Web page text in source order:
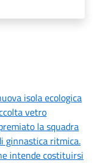
isola ecologica
vetro
la squadra
ginnastica ritmica.
intende costituirsi